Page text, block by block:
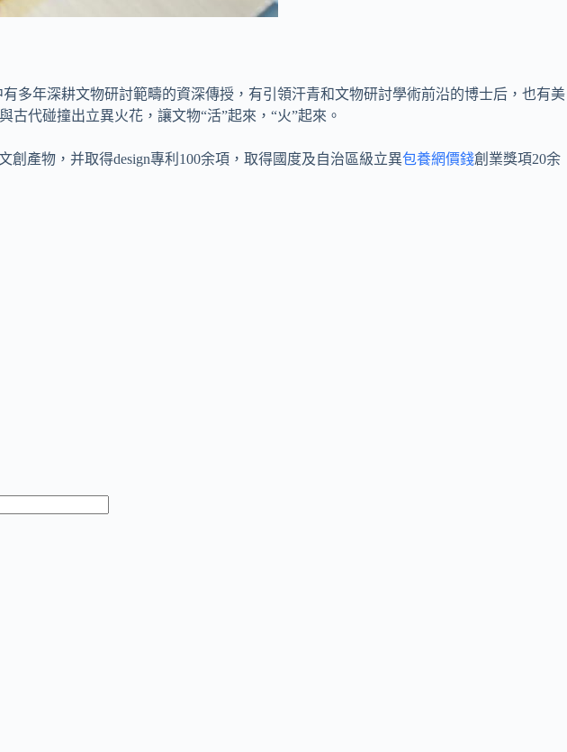
多年深耕文物研討範疇的資深傳授，有引領汗青和文物研討學術前沿的博士后，也有美
代碰撞出立異火花，讓文物“活”起來，“火”起來。
創產物，并取得design專利100余項，取得國度及自治區級立異包養網價錢創業獎項20余